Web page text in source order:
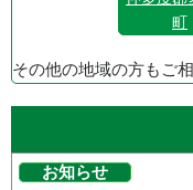
町
その他の地域の方もご
お知らせ